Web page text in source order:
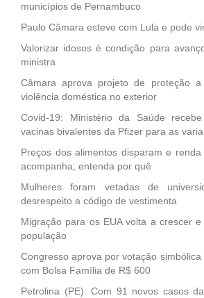
municípios de Pernambuco
Paulo Câmara esteve com Lula e pode
Valorizar idosos é condição para
ministra
Câmara aprova projeto de proteção
violência doméstica no exterior
Covid-19: Ministério da Saúde
vacinas bivalentes da Pfizer para as
Preços dos alimentos disparam e
acompanha; entenda por quê
Mulheres foram vetadas de
desrespeito a código de vestimenta
Migração para os EUA volta a crescer
população
Congresso aprova por votação
com Bolsa Família de R$ 600
Petrolina (PE): Com 91 novos casos